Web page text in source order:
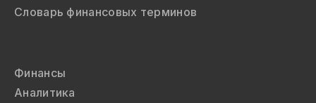
Словарь финансовых терминов
Финансы
Аналитика